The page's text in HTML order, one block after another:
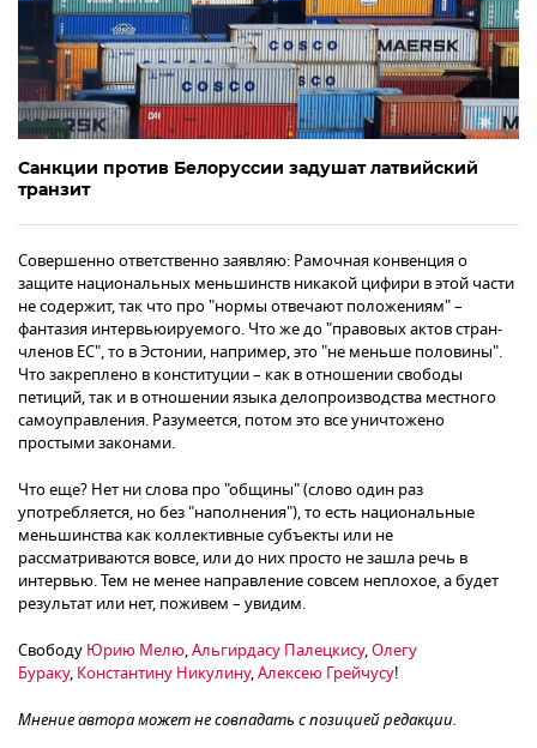
Санкции против Белоруссии задушат латвийский
транзит
Совершенно ответственно заявляю: Рамочная конвенция о
защите национальных меньшинств никакой цифири в этой части
не содержит, так что про "нормы отвечают положениям" –
фантазия интервьюируемого. Что же до "правовых актов стран-
членов ЕС", то в Эстонии, например, это "не меньше половины".
Что закреплено в конституции – как в отношении свободы
петиций, так и в отношении языка делопроизводства местного
самоуправления. Разумеется, потом это все уничтожено
простыми законами.
Что еще? Нет ни слова про "общины" (слово один раз
употребляется, но без "наполнения"), то есть национальные
меньшинства как коллективные субъекты или не
рассматриваются вовсе, или до них просто не зашла речь в
интервью. Тем не менее направление совсем неплохое, а будет
результат или нет, поживем – увидим.
Свободу Юрию Мелю,Альгирдасу Палецкису,Олегу
Бураку, Константину Никулину,Алексею Грейчусу!
Мнение автора может не совпадать с позицией редакции.